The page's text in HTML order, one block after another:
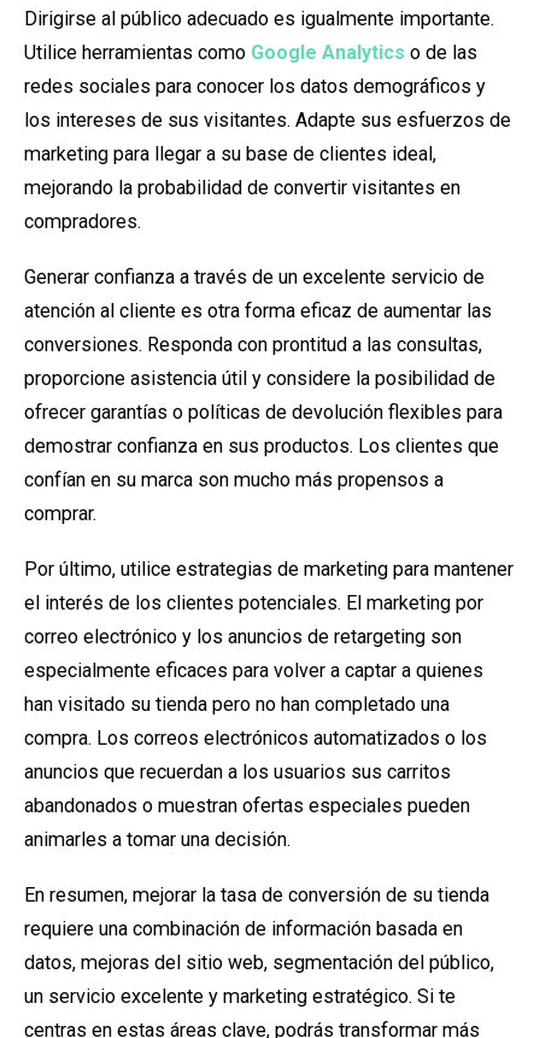
Dirigirse al público adecuado es igualmente importante.
Utilice herramientas como Google Analytics o de las
redes sociales para conocer los datos demográficos y
los intereses de sus visitantes. Adapte sus esfuerzos de
marketing para llegar a su base de clientes ideal,
mejorando la probabilidad de convertir visitantes en
compradores.
Generar confianza a través de un excelente servicio de
atención al cliente es otra forma eficaz de aumentar las
conversiones. Responda con prontitud a las consultas,
proporcione asistencia útil y considere la posibilidad de
ofrecer garantías o políticas de devolución flexibles para
demostrar confianza en sus productos. Los clientes que
confían en su marca son mucho más propensos a
comprar.
Por último, utilice estrategias de marketing para mantener
el interés de los clientes potenciales. El marketing por
correo electrónico y los anuncios de retargeting son
especialmente eficaces para volver a captar a quienes
han visitado su tienda pero no han completado una
compra. Los correos electrónicos automatizados o los
anuncios que recuerdan a los usuarios sus carritos
abandonados o muestran ofertas especiales pueden
animarles a tomar una decisión.
En resumen, mejorar la tasa de conversión de su tienda
requiere una combinación de información basada en
datos, mejoras del sitio web, segmentación del público,
un servicio excelente y marketing estratégico. Si te
centras en estas áreas clave, podrás transformar más